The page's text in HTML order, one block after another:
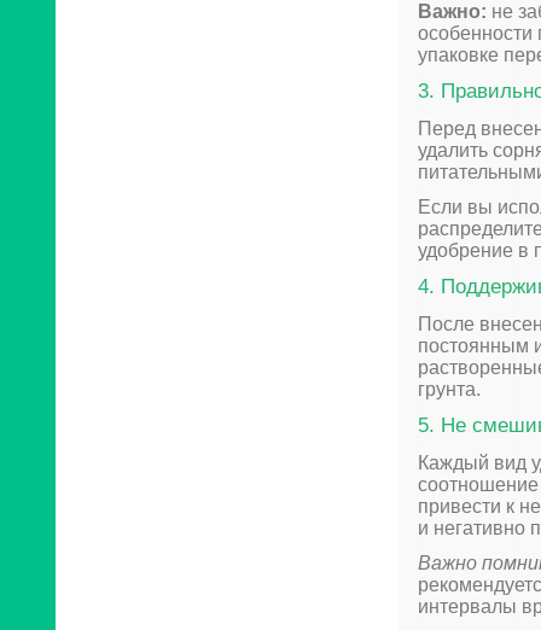
Важно: не
особенности
упаковке
3.
Перед
удалить
Если вы
удобрение в
4.
После
постоянным
грунта.
5. Не
Каждый вид
привести к
и негативно
Важно
интервалы